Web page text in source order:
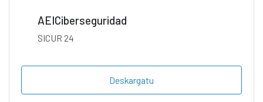
AEICiberseguridad
SICUR 24
Deskargatu